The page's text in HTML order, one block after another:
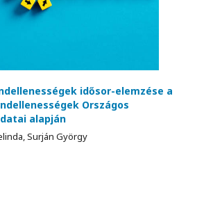
idősor-elemzése a
Országos
alapján
Surján György